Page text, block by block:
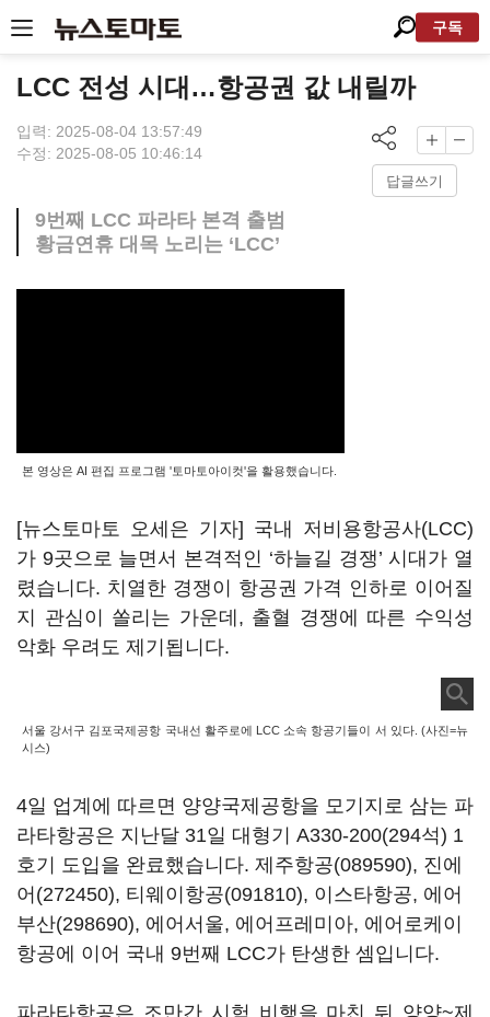
구독
LCC 전성 시대…항공권 값 내릴까
입력: 2025-08-04 13:57:49
수정: 2025-08-05 10:46:14
답글쓰기
9번째 LCC 파라타 본격 출범
황금연휴 대목 노리는 ‘LCC’
본 영상은 AI 편집 프로그램 '토마토아이컷'을 활용했습니다.
[뉴스토마토 오세은 기자] 국내 저비용항공사(LCC)
가 9곳으로 늘면서 본격적인 ‘하늘길 경쟁’ 시대가 열
렸습니다. 치열한 경쟁이 항공권 가격 인하로 이어질
지 관심이 쏠리는 가운데, 출혈 경쟁에 따른 수익성
악화 우려도 제기됩니다.
서울 강서구 김포국제공항 국내선 활주로에 LCC 소속 항공기들이 서 있다. (사진=뉴
시스)
4일 업계에 따르면 양양국제공항을 모기지로 삼는 파
라타항공은 지난달 31일 대형기 A330-200(294석) 1
호기 도입을 완료했습니다. 제주항공(089590), 진에
어(272450), 티웨이항공(091810), 이스타항공, 에어
부산(298690), 에어서울, 에어프레미아, 에어로케이
항공에 이어 국내 9번째 LCC가 탄생한 셈입니다.
파라타항공은 조만간 시험 비행을 마친 뒤 양양~제